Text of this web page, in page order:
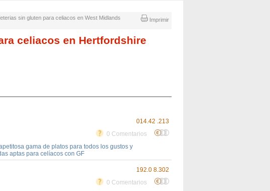
Imprimir
sin gluten para celiacos en West Midlands
celiacos en Hertfordshire
014.42 .213
0 Comentarios
gama de platos para todos los gustos y
aptas para celíacos con GF
192.0 8.302
0 Comentarios